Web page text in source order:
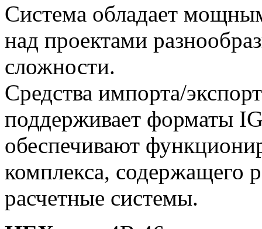
Система обладает
над проектами
сложности.
Средства импорта/
поддерживает форматы
обеспечивают
комплекса, содержащего
расчетные системы.